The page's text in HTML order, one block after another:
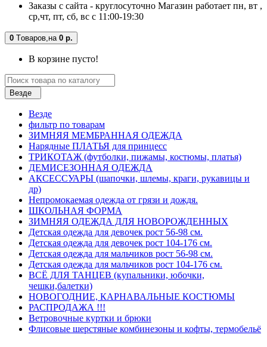
Заказы с сайта - круглосуточно Магазин работает пн, вт ,
ср,чт, пт, сб, вс с 11:00-19:30
0 Tоваров,на 0 р.
В корзине пусто!
Везде
Везде
фильтр по товарам
ЗИМНЯЯ МЕМБРАННАЯ ОДЕЖДА
Нарядные ПЛАТЬЯ для принцесс
ТРИКОТАЖ (футболки, пижамы, костюмы, платья)
ДЕМИСЕЗОННАЯ ОДЕЖДА
АКСЕССУАРЫ (шапочки, шлемы, краги, рукавицы и
др)
Непромокаемая одежда от грязи и дождя.
ШКОЛЬНАЯ ФОРМА
ЗИМНЯЯ ОДЕЖДА ДЛЯ НОВОРОЖДЕННЫХ
Детская одежда для девочек рост 56-98 см.
Детская одежда для девочек рост 104-176 см.
Детская одежда для мальчиков рост 56-98 см.
Детская одежда для мальчиков рост 104-176 см.
ВСЁ ДЛЯ ТАНЦЕВ (купальники, юбочки,
чешки,балетки)
НОВОГОДНИЕ, КАРНАВАЛЬНЫЕ КОСТЮМЫ
РАСПРОДАЖА !!!
Ветровочные куртки и брюки
Флисовые шерстяные комбинезоны и кофты, термобельё